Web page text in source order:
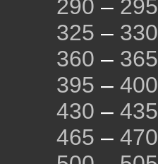
290 – 295
325 – 330
360 – 365
395 – 400
430 – 435
465 – 470